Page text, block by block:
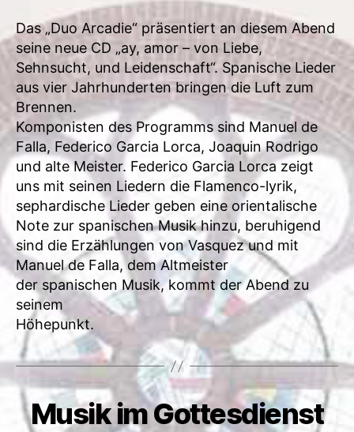
Das „Duo Arcadie“ präsentiert an diesem Abend
seine neue CD „ay, amor – von Liebe,
Sehnsucht, und Leidenschaft“. Spanische Lieder
aus vier Jahrhunderten bringen die Luft zum
Brennen.
Komponisten des Programms sind Manuel de
Falla, Federico Garcia Lorca, Joaquin Rodrigo
und alte Meister. Federico Garcia Lorca zeigt
uns mit seinen Liedern die Flamenco-lyrik,
sephardische Lieder geben eine orientalische
Note zur spanischen Musik hinzu, beruhigend
sind die Erzählungen von Vasquez und mit
Manuel de Falla, dem Altmeister
der spanischen Musik, kommt der Abend zu
seinem
Höhepunkt.
Musik im Gottesdienst